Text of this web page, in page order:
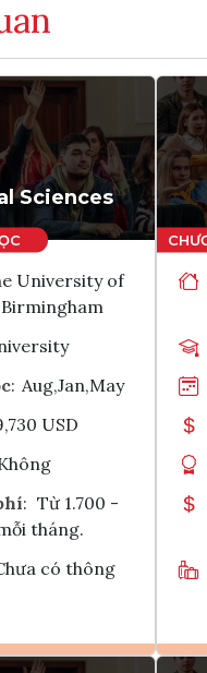
Sciences
University of
: Aug,Jan,May
USD
: Từ 1.700 -
tháng.
có thông